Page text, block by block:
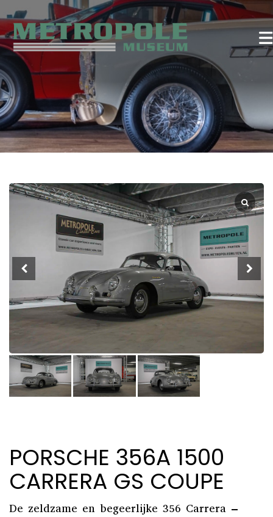
PORSCHE 356A 1500
CARRERA GS COUPE
De zeldzame en begeerlijke 356 Carrera –